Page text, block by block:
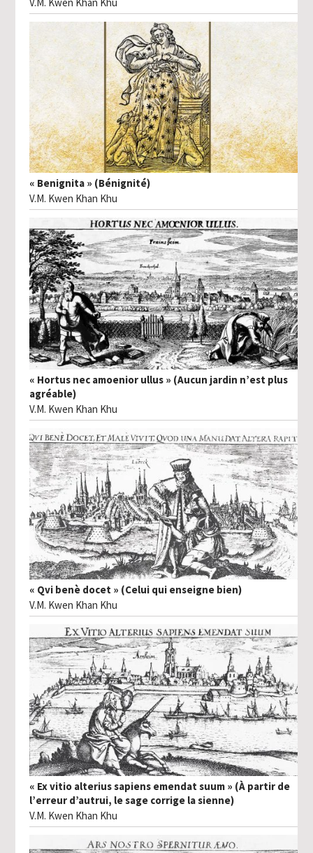
« Benignita » (Bénignité)
V.M. Kwen Khan Khu
« Hortus nec amoenior ullus » (Aucun jardin n’est plus
agréable)
V.M. Kwen Khan Khu
« Qvi benè docet » (Celui qui enseigne bien)
V.M. Kwen Khan Khu
« Ex vitio alterius sapiens emendat suum » (À partir de
l’erreur d’autrui, le sage corrige la sienne)
V.M. Kwen Khan Khu